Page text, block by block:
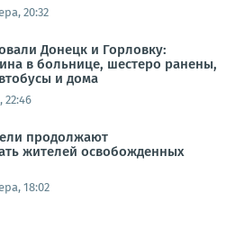
20:32
Донецк и Горловку:
в больнице, шестеро ранены,
и дома
22:46
продолжают
жителей освобожденных
18:02